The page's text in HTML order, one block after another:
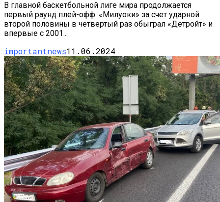
В главной баскетбольной лиге мира продолжается
первый раунд плей-офф. «Милуоки» за счет ударной
второй половины в четвертый раз обыграл «Детройт» и
впервые с 2001...
importantnews11.06.2024